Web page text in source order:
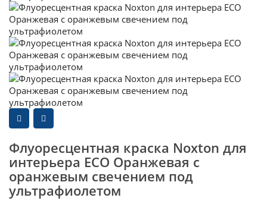
Флуоресцентная краска Noxton для
интерьера ECO Оранжевая с
оранжевым свечением под
ультрафиолетом